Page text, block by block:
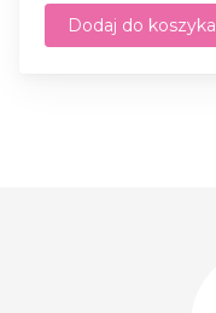
Dodaj do koszyka